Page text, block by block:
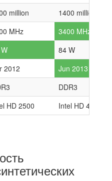
million
1400 million
MHz
3400 MHz
84 W
2012
Jun 2013
DDR3
HD 2500 Intel HD 4600